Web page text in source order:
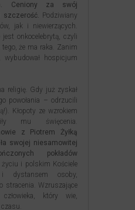
Ceniony za swój
szczerość. Podziwiany
jak i niewierzących.
onkocelebrytą, czyli
że ma raka. Zanim
hospicjum
religię. Gdy już zyskał
powołania – odrzucili
Kłopoty ze wzrokiem
mu święcenia.
z Piotrem Żyłką
swojej niesamowitej
pokładów
i polskim Kościele
osoby,
stracenia. Wzruszające
który wie,